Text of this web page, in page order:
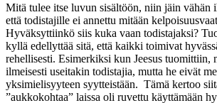
Mitä tulee itse luvun sisältöön, niin jäin vähän
että todistajille ei annettu mitään
Hyväksyttiinkö siis kuka vaan todistajaksi?
kyllä edellyttää sitä, että kaikki toimivat
rehellisesti. Esimerkiksi kun Jeesus tuomittiin,
ilmeisesti useitakin todistajia, mutta he eivät
yksimielisyyteen syytteistään. Tämä kertoo
”aukkokohtaa” laissa oli ruvettu käyttämään